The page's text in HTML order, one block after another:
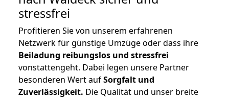
stressfrei
Profitieren Sie von unserem erfahrenen
Netzwerk für günstige Umzüge oder dass ihre
Beiladung reibungslos und stressfrei
vonstattengeht. Dabei legen unsere Partner
besonderen Wert aufSorgfalt und
Zuverlässigkeit. Die Qualität und unser breite